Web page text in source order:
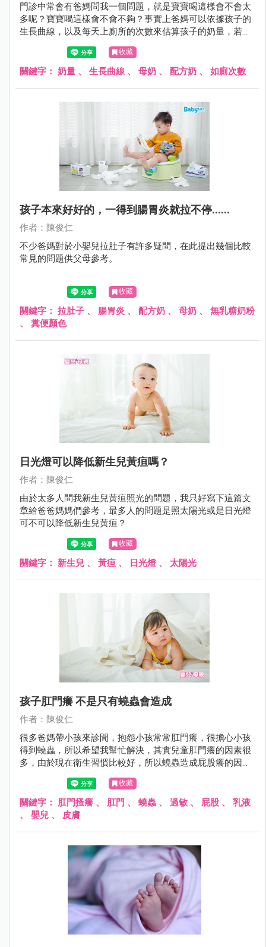
門診中常會有爸媽問我一個問題，就是寶寶喝這樣會不會太
多呢？寶寶喝這樣會不會不夠？事實上爸媽可以依據孩子的
生長曲線，以及每天上廁所的次數來估算孩子的奶量，若是
都在正常範圍內就不必太過於擔心囉！
收藏
關鍵字： 奶量 、 生長曲線 、 母奶 、 配方奶 、 如廁次數
孩子本來好好的，一得到腸胃炎就拉不停......
作者：陳俊仁
不少爸媽對於小嬰兒拉肚子有許多疑問，在此提出幾個比較
常見的問題供父母參考。
收藏
關鍵字： 拉肚子 、 腸胃炎 、 配方奶 、 母奶 、 無乳糖奶粉
、 糞便顏色
日光燈可以降低新生兒黃疸嗎？
作者：陳俊仁
由於太多人問我新生兒黃疸照光的問題，我只好寫下這篇文
章給爸爸媽媽們參考，最多人的問題是照太陽光或是日光燈
可不可以降低新生兒黃疸？
收藏
關鍵字： 新生兒 、 黃疸 、 日光燈 、 太陽光
孩子肛門癢 不是只有蟯蟲會造成
作者：陳俊仁
很多爸媽帶小孩來診間，抱怨小孩常常肛門癢，很擔心小孩
得到蟯蟲，所以希望我幫忙解決，其實兒童肛門癢的因素很
多，由於現在衛生習慣比較好，所以蟯蟲造成屁股癢的因
素，已經不常看到了。
收藏
關鍵字： 肛門搔癢 、 肛門 、 蟯蟲 、 過敏 、 屁股 、 乳液
、 嬰兒 、 皮膚